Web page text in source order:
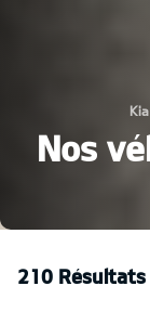
Nos
210 Résultats